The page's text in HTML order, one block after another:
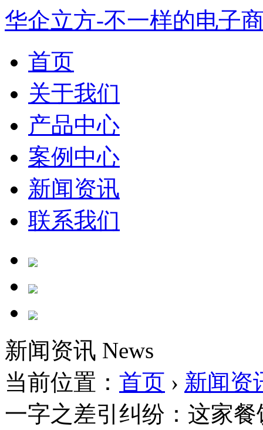
华企立方-不一样的电子
首页
关于我们
产品中心
案例中心
新闻资讯
联系我们
新闻资讯 News
当前位置： 首页 › 新闻资
一字之差引纠纷：这家